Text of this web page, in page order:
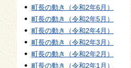
町長の動き（令和2年6月）
町長の動き（令和2年5月）
町長の動き（令和2年4月）
町長の動き（令和2年3月）
町長の動き（令和2年2月）
町長の動き（令和2年1月）